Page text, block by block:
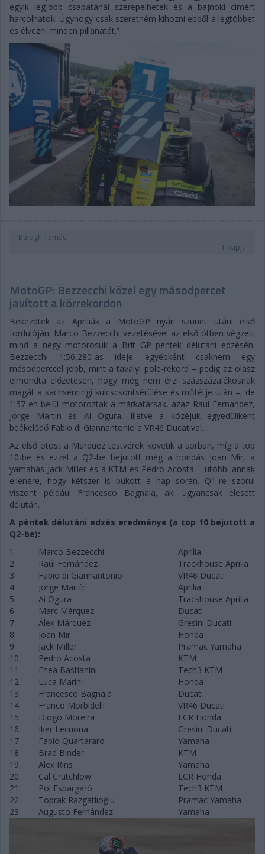
egyik legjobb csapatánál szerepelhetek és a bajnoki címért
harcolhatok. Úgyhogy csak szeretném kihozni ebből a legtöbbet
és élvezni minden pillanatát.”
Balogh Tamás
1 napja
MotoGP: Bezzecchi közel egy másodpercet
javított a körrekordon
Bekezdtek az Apriliák a MotoGP nyári szünet utáni első
fordulóján: Marco Bezzecchi vezetésével az első ötben végzett
mind a négy motorosuk a Brit GP péntek délutáni edzésén.
Bezzecchi 1:56,280-as ideje egyébként csaknem egy
másodperccel jobb, mint a tavalyi pole-rekord – pedig az olasz
elmondta előzetesen, hogy még nem érzi százszázalékosnak
magát a sachsenringi kulcscsontsérülése és műtétje után –, de
1:57-en belül motoroztak a márkatársak, azaz Raul Fernandez,
Jorge Martin és Ai Ogura, illetve a közéjük egyedüliként
beékelődő Fabio di Giannantonio a VR46 Ducatival.
Az első ötöst a Marquez testvérek követik a sorban, míg a top
10-be és ezzel a Q2-be bejutott még a hondás Joan Mir, a
yamahás Jack Miller és a KTM-es Pedro Acosta – utóbbi annak
ellenére, hogy kétszer is bukott a nap során. Q1-re szorul
viszont például Francesco Bagnaia, aki ugyancsak elesett
délután.
A péntek délutáni edzés eredménye (a top 10 bejutott a
Q2-be):
1.
Marco Bezzecchi
Aprilia
2.
Raúl Fernández
Trackhouse Aprilia
3.
Fabio di Giannantonio
VR46 Ducati
4.
Jorge Martín
Aprilia
5.
Ai Ogura
Trackhouse Aprilia
6.
Marc Márquez
Ducati
7.
Álex Márquez
Gresini Ducati
8.
Joan Mir
Honda
9.
Jack Miller
Pramac Yamaha
10.
Pedro Acosta
KTM
11.
Enea Bastianini
Tech3 KTM
12.
Luca Marini
Honda
13.
Francesco Bagnaia
Ducati
14.
Franco Morbidelli
VR46 Ducati
15.
Diogo Moreira
LCR Honda
16.
Iker Lecuona
Gresini Ducati
17.
Fabio Quartararo
Yamaha
18.
Brad Binder
KTM
19.
Alex Rins
Yamaha
20.
Cal Crutchlow
LCR Honda
21.
Pol Espargaró
Tech3 KTM
22.
Toprak Razgatlıoğlu
Pramac Yamaha
23.
Augusto Fernández Yamaha